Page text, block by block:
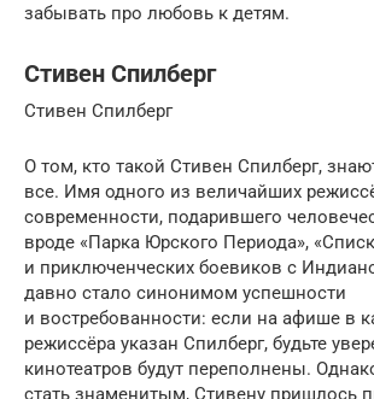
забывать про любовь к детям.
Стивен Спилберг
Стивен Спилберг
О том, кто такой Стивен Спилберг,
все. Имя одного из величайших
современности, подарившего
вроде «Парка Юрского Периода»,
и приключенческих боевиков с
давно стало синонимом успешности
и востребованности: если на афише в
режиссёра указан Спилберг, будьте
кинотеатров будут переполнены.
стать знаменитым, Стивену пришлось